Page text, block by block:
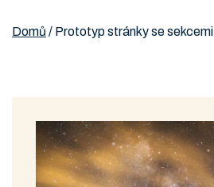
Domů / Prototyp stránky se sekcemi